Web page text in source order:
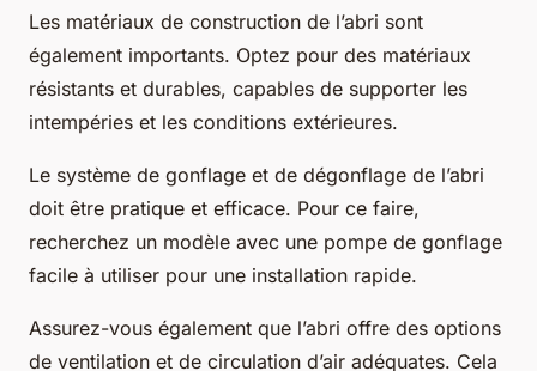
Les matériaux de construction de l’abri sont
également importants. Optez pour des matériaux
résistants et durables, capables de supporter les
intempéries et les conditions extérieures.
Le système de gonflage et de dégonflage de l’abri
doit être pratique et efficace. Pour ce faire,
recherchez un modèle avec une pompe de gonflage
facile à utiliser pour une installation rapide.
Assurez-vous également que l’abri offre des options
de ventilation et de circulation d’air adéquates. Cela